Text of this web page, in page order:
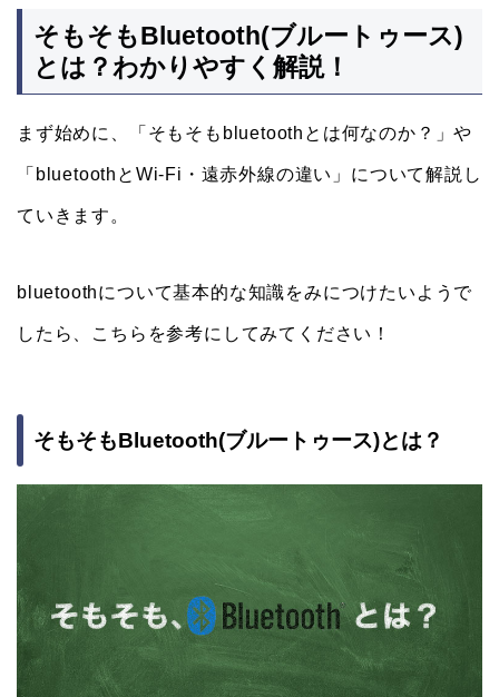
そもそもBluetooth(ブルートゥース)
とは？わかりやすく解説！
まず始めに、「そもそもbluetoothとは何なのか？」や
「bluetoothとWi-Fi・遠赤外線の違い」について解説し
ていきます。
bluetoothについて基本的な知識をみにつけたいようで
したら、こちらを参考にしてみてください！
そもそもBluetooth(ブルートゥース)とは？